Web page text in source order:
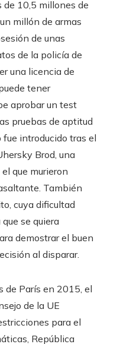
de 10,5 millones de
millón de armas
de unas
de la policía de
una licencia de
tener
aprobar un test
pruebas de aptitud
introducido tras el
Brod, una
que murieron
También
cuya dificultad
se quiera
demostrar el buen
al disparar.
de París en 2015, el
de la UE
para el
República